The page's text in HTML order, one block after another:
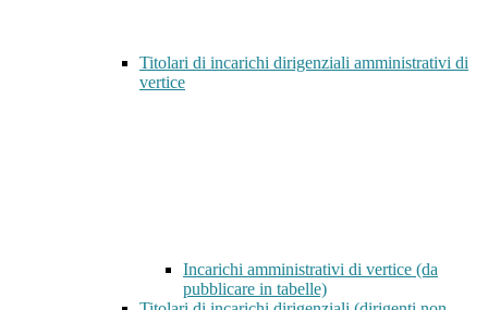
Titolari di incarichi dirigenziali amministrativi di
vertice
Incarichi amministrativi di vertice (da
pubblicare in tabelle)